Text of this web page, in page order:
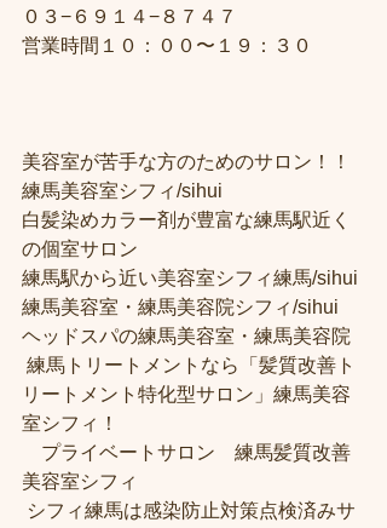
０３−６９１４−８７４７
営業時間１０：００〜１９：３０
美容室が苦手な方のためのサロン！！
練馬美容室シフィ/sihui
白髪染めカラー剤が豊富な練馬駅近く
の個室サロン
練馬駅から近い美容室シフィ練馬/sihui
練馬美容室・練馬美容院シフィ/sihui
ヘッドスパの練馬美容室・練馬美容院
リートメント特化型サロン」練馬美容
室シフィ！
プライベートサロン　練馬髪質改善
美容室シフィ